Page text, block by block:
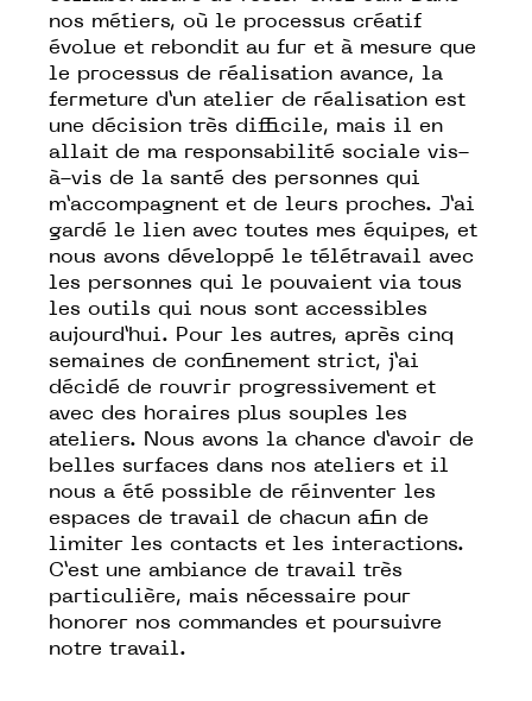
nos métiers, où le processus créatif
évolue et rebondit au fur et à mesure que
le processus de réalisation avance, la
fermeture d’un atelier de réalisation est
une décision très difficile, mais il en
allait de ma responsabilité sociale vis-
à-vis de la santé des personnes qui
m’accompagnent et de leurs proches. J’ai
gardé le lien avec toutes mes équipes, et
nous avons développé le télétravail avec
les personnes qui le pouvaient via tous
les outils qui nous sont accessibles
aujourd’hui. Pour les autres, après cinq
semaines de confinement strict, j’ai
décidé de rouvrir progressivement et
avec des horaires plus souples les
ateliers. Nous avons la chance d’avoir de
belles surfaces dans nos ateliers et il
nous a été possible de réinventer les
espaces de travail de chacun afin de
limiter les contacts et les interactions.
C’est une ambiance de travail très
particulière, mais nécessaire pour
honorer nos commandes et poursuivre
notre travail.